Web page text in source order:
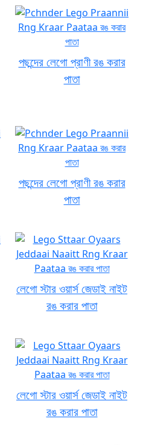
পছন্দের লেগো প্রাণী রঙ করার
পাতা
পছন্দের লেগো প্রাণী রঙ করার
পাতা
লেগো স্টার ওয়ার্স জেডাই নাইট
রঙ করার পাতা
লেগো স্টার ওয়ার্স জেডাই নাইট
রঙ করার পাতা